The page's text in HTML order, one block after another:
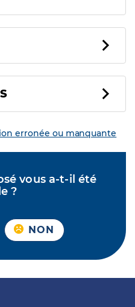
erronée ou manquante
vous a-t-il été
?
NON